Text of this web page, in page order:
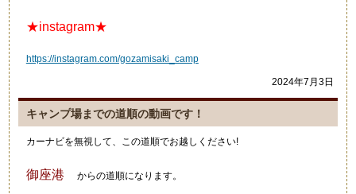
★instagram★
https://instagram.com/gozamisaki_camp
2024年7月3日
キャンプ場までの道順の動画です！
カーナビを無視して、この道順でお越しください!
御座港 からの道順になります。